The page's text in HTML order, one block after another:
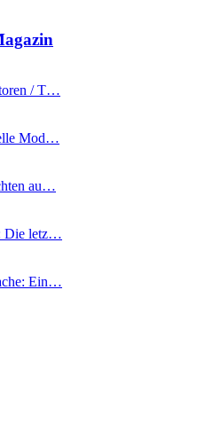
/ T…
Mod…
au…
Die letz…
Ein…